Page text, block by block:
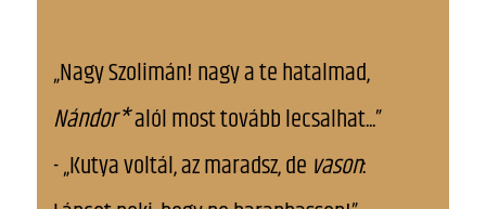
„Nagy Szolimán! nagy a te hatalmad,
Nándor*alól most tovább lecsalhat...”
- „Kutya voltál, az maradsz, de vason: